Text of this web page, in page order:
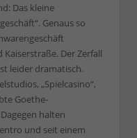
Das kleine
Genaus so
Der Zerfall
leider dramatisch.
„Spielcasino“,
Goethe-
halten
und seit einem